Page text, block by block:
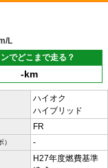
L
でどこまで走る？
-km
ハイオク
ハイブリッド
FR
-
H27年度燃費基準